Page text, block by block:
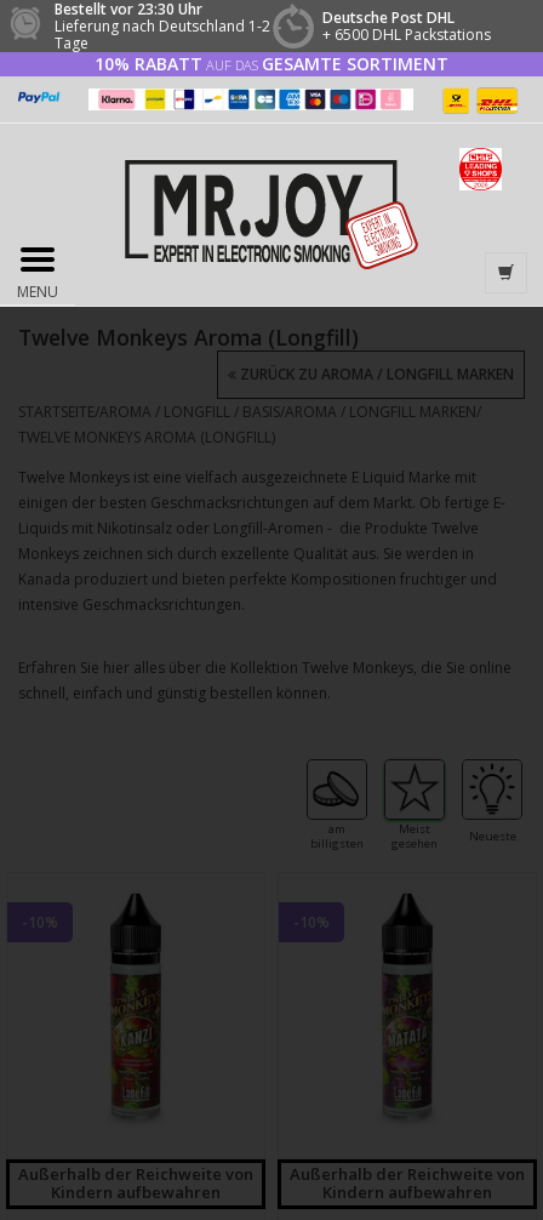
Bestellt vor 23:30 Uhr
Lieferung nach Deutschland 1-2
Tage
Deutsche Post DHL
+ 6500 DHL Packstations
10% RABATT AUF DAS GESAMTE SORTIMENT
MENU
Twelve Monkeys Aroma (Longfill)
STARTSEITE/AROMA / LONGFILL / BASIS/AROMA / LONGFILL MARKEN/
TWELVE MONKEYS AROMA (LONGFILL)
ZURÜCK ZU AROMA / LONGFILL MARKEN
Twelve Monkeys ist eine vielfach ausgezeichnete E Liquid Marke mit
einigen der besten Geschmacksrichtungen auf dem Markt. Ob fertige E-
Liquids mit Nikotinsalz oder Longfill-Aromen - die Produkte Twelve
Monkeys zeichnen sich durch exzellente Qualität aus. Sie werden in
Kanada produziert und bieten perfekte Kompositionen fruchtiger und
intensive Geschmacksrichtungen.
Erfahren Sie hier alles über die Kollektion Twelve Monkeys, die Sie online
schnell, einfach und günstig bestellen können.
am
billigsten
Meist
gesehen
Neueste
-10%
Außerhalb der Reichweite von
Kindern aufbewahren
-10%
Außerhalb der Reichweite von
Kindern aufbewahren